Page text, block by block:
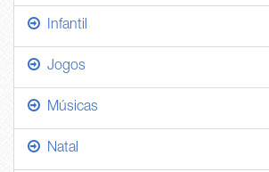
Infantil
Jogos
Músicas
Natal